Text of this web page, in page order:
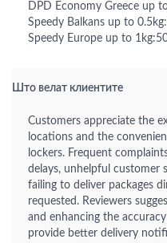
DPD Economy Greece up
Speedy Balkans up to
Speedy Europe up to
Што велат клиентите
Customers appreciate the
locations and the
lockers. Frequent
delays, unhelpful customer
failing to deliver packages
requested. Reviewers
and enhancing the
provide better delivery